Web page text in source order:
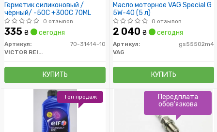
Герметик силиконовый /
чёрный/ -50C +300C 70ML
0 отзывов
335 ₴ сегодня
Артикул:
70-31414-10
VICTOR REINZ
КУПИТЬ
Масло моторное VAG Special G
5W-40 (5 л)
0 отзывов
2 040 ₴ сегодня
Артикул:
gs55502m4
VAG
КУПИТЬ
Топ продаж
Передплата
обов'язкова